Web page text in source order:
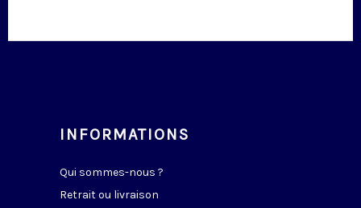
INFORMATIONS
Qui sommes-nous ?
Retrait ou livraison